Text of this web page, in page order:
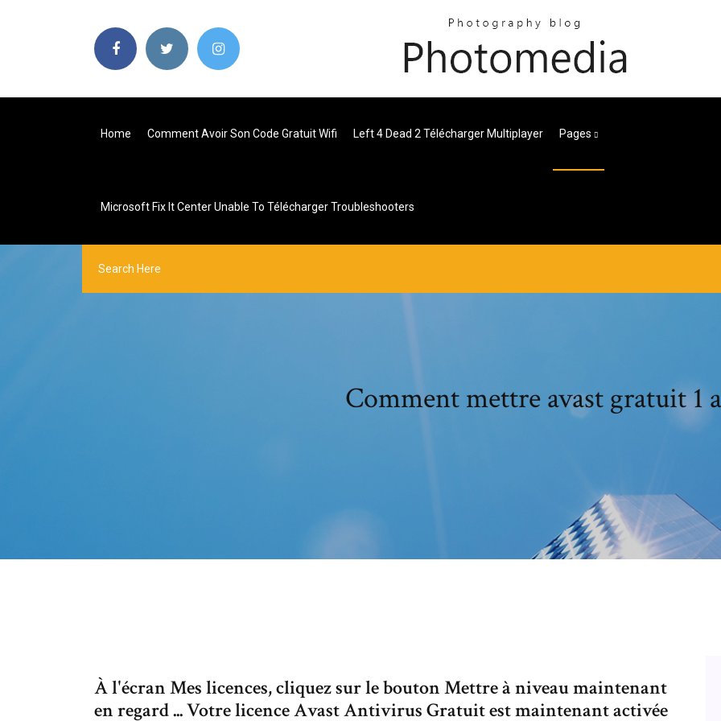
Home Comment Avoir Son Code Gratuit Wifi Left 4 Dead 2 Télécharger Multiplayer Pages
Microsoft Fix It Center Unable To Télécharger Troubleshooters
Comment mettre avast gratuit 1
À l'écran Mes licences, cliquez sur le bouton Mettre à niveau maintenant
en regard ... Votre licence Avast Antivirus Gratuit est maintenant activée